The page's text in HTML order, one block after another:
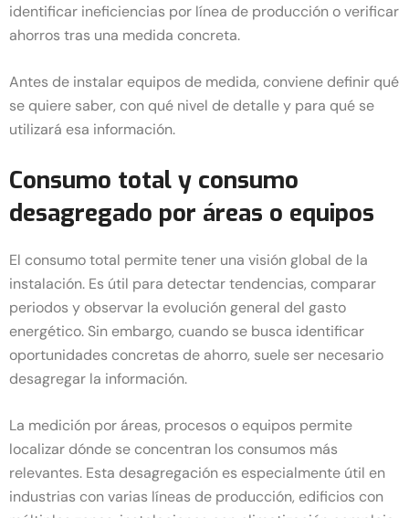
identificar ineficiencias por línea de producción o verificar
ahorros tras una medida concreta.
Antes de instalar equipos de medida, conviene definir qué
se quiere saber, con qué nivel de detalle y para qué se
utilizará esa información.
Consumo total y consumo
desagregado por áreas o equipos
El consumo total permite tener una visión global de la
instalación. Es útil para detectar tendencias, comparar
periodos y observar la evolución general del gasto
energético. Sin embargo, cuando se busca identificar
oportunidades concretas de ahorro, suele ser necesario
desagregar la información.
La medición por áreas, procesos o equipos permite
localizar dónde se concentran los consumos más
relevantes. Esta desagregación es especialmente útil en
industrias con varias líneas de producción, edificios con